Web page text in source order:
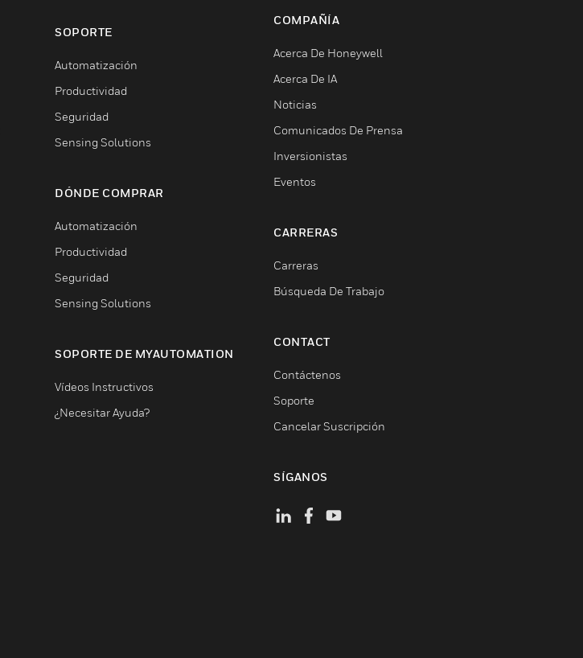
SOPORTE
Automatización
Productividad
Seguridad
Sensing Solutions
DÓNDE COMPRAR
Automatización
Productividad
Seguridad
Sensing Solutions
SOPORTE DE MYAUTOMATION
Vídeos Instructivos
¿Necesitar Ayuda?
COMPAÑÍA
Acerca De Honeywell
Acerca De IA
Noticias
Comunicados De Prensa
Inversionistas
Eventos
CARRERAS
Carreras
Búsqueda De Trabajo
CONTACT
Contáctenos
Soporte
Cancelar Suscripción
SÍGANOS